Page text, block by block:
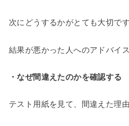
次にどうするかがとても大切です
結果が悪かった人へのアドバイ
・なぜ間違えたのかを確認する
テスト用紙を見て、間違えた理